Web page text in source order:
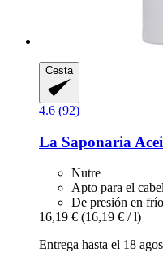
Cesta
4.6 (92)
La Saponaria
Nutre
Apto para el
De presión en frío
16,19 € (16,19 € / l)
Entrega hasta el 18